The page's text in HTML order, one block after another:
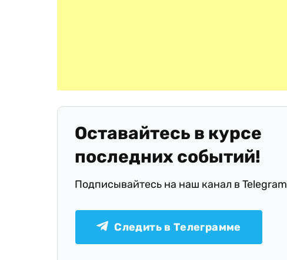
Оставайтесь в курсе
последних событий!
Подписывайтесь на наш канал в Telegram
Следить в Телеграмме